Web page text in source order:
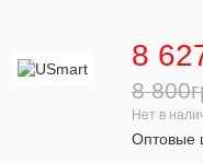
8
8
Нет в
Оптовые